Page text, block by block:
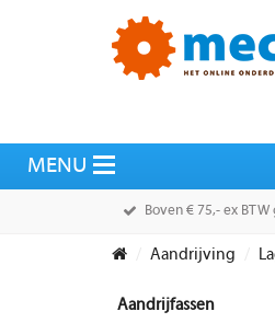
Boven € 75,- ex
Aandrijving
Aandrijfassen